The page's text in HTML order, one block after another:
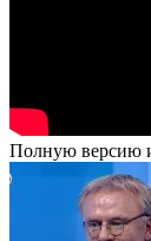
Полную версию